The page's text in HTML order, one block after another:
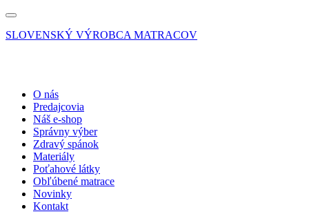
SLOVENSKÝ VÝROBCA MATRACOV
O nás
Predajcovia
Náš e-shop
Správny výber
Zdravý spánok
Materiály
Poťahové látky
Obľúbené matrace
Novinky
Kontakt